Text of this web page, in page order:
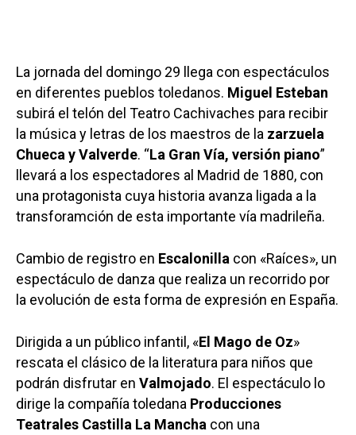
La jornada del domingo 29 llega con espectáculos
en diferentes pueblos toledanos. Miguel Esteban
subirá el telón del Teatro Cachivaches para recibir
la música y letras de los maestros de la zarzuela
Chueca y Valverde. “La Gran Vía, versión piano”
llevará a los espectadores al Madrid de 1880, con
una protagonista cuya historia avanza ligada a la
transforamción de esta importante vía madrileña.
Cambio de registro en Escalonilla con «Raíces», un
espectáculo de danza que realiza un recorrido por
la evolución de esta forma de expresión en España.
Dirigida a un público infantil, «El Mago de Oz»
rescata el clásico de la literatura para niños que
podrán disfrutar en Valmojado. El espectáculo lo
dirige la compañía toledana Producciones
Teatrales Castilla La Mancha con una